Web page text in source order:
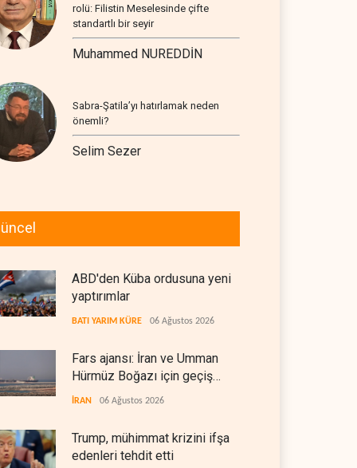
rolü: Filistin Meselesinde çifte
standartlı bir seyir
Muhammed NUREDDİN
Sabra-Şatila’yı hatırlamak neden
önemli?
Selim Sezer
ABD'den Küba ordusuna yeni
yaptırımlar
BATI YARIM KÜRE 06 Ağustos 2026
Fars ajansı: İran ve Umman
Hürmüz Boğazı için geçiş
koridorlarında anlaştı
İRAN 06 Ağustos 2026
Trump, mühimmat krizini ifşa
edenleri tehdit etti